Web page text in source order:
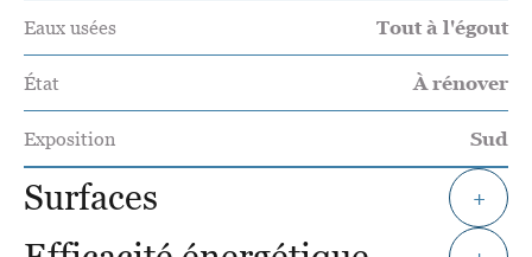
Eaux usées Tout à l'égout
État À rénover
Exposition Sud
Surfaces +